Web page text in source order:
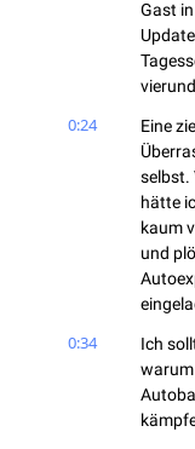
Gast
0:24
Eine
selbst.
hätte
kaum
und
0:34
Ich